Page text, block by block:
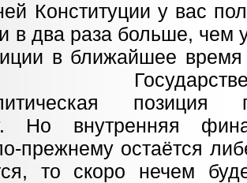
Конституции у вас
и в два раза больше,
в ближайшее время
Государственно-
позиция
Но внутренняя
прежнему остаётся
то скоро нечем